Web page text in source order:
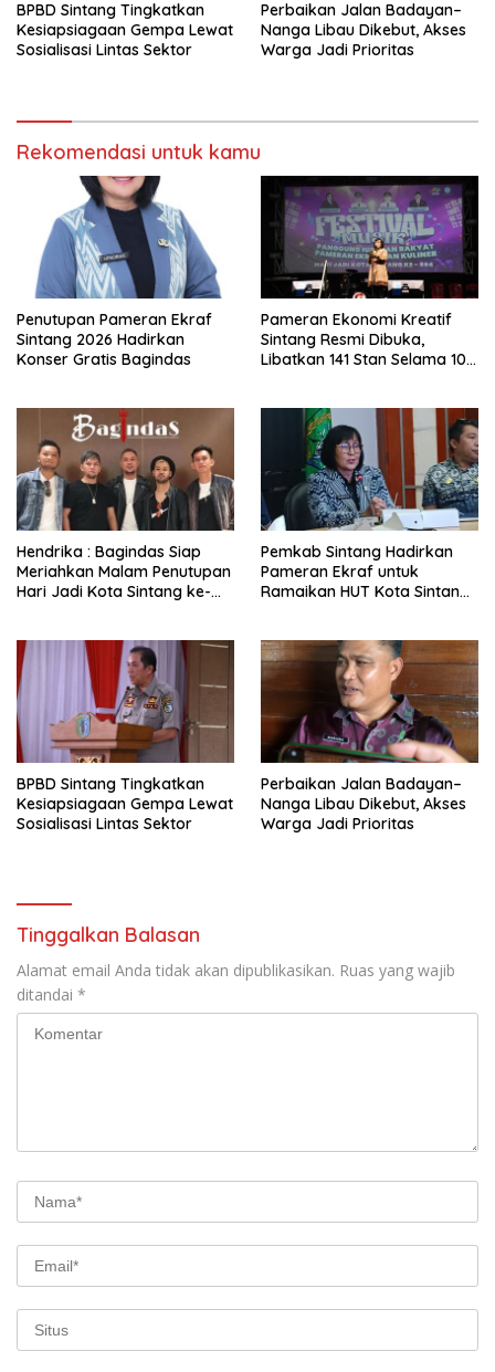
BPBD Sintang Tingkatkan
Kesiapsiagaan Gempa Lewat
Sosialisasi Lintas Sektor
Perbaikan Jalan Badayan–
Nanga Libau Dikebut, Akses
Warga Jadi Prioritas
Rekomendasi untuk kamu
Penutupan Pameran Ekraf
Sintang 2026 Hadirkan
Konser Gratis Bagindas
Pameran Ekonomi Kreatif
Sintang Resmi Dibuka,
Libatkan 141 Stan Selama 10
Hendrika : Bagindas Siap
Meriahkan Malam Penutupan
Hari Jadi Kota Sintang ke-
Pemkab Sintang Hadirkan
Pameran Ekraf untuk
Ramaikan HUT Kota Sintang
BPBD Sintang Tingkatkan
Kesiapsiagaan Gempa Lewat
Sosialisasi Lintas Sektor
Perbaikan Jalan Badayan–
Nanga Libau Dikebut, Akses
Warga Jadi Prioritas
Tinggalkan Balasan
Alamat email Anda tidak akan dipublikasikan. Ruas yang wajib
ditandai *